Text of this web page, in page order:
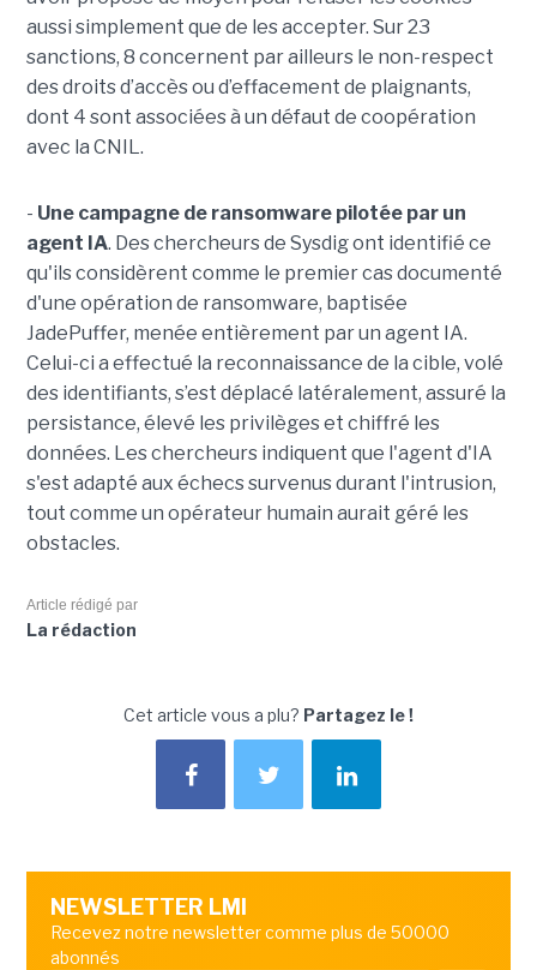
aussi simplement que de les accepter. Sur 23
sanctions, 8 concernent par ailleurs le non-respect
des droits d’accès ou d’effacement de plaignants,
dont 4 sont associées à un défaut de coopération
avec la CNIL.
- Une campagne de ransomware pilotée par un
agent IA. Des chercheurs de Sysdig ont identifié ce
qu'ils considèrent comme le premier cas documenté
d'une opération de ransomware, baptisée
JadePuffer, menée entièrement par un agent IA.
Celui-ci a effectué la reconnaissance de la cible, volé
des identifiants, s’est déplacé latéralement, assuré la
persistance, élevé les privilèges et chiffré les
données. Les chercheurs indiquent que l'agent d'IA
s'est adapté aux échecs survenus durant l'intrusion,
tout comme un opérateur humain aurait géré les
obstacles.
Article rédigé par
La rédaction
Cet article vous a plu? Partagez le !
NEWSLETTER LMI
Recevez notre newsletter comme plus de 50000
abonnés